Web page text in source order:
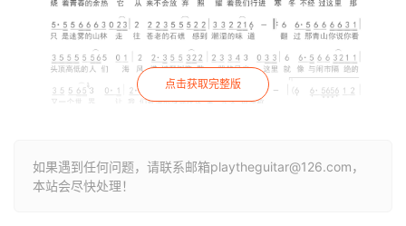
点击获取完整版
如果遇到任何问题，请联系邮箱playtheguitar@126.com，
本站会尽快处理！